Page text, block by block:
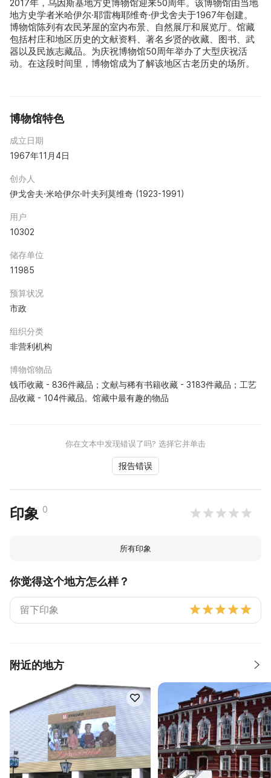
2017年，乌因斯基地方史博物馆迎来50周年。该博物馆由当地
地方史学者米哈伊尔·耶雷梅耶维奇·伊戈舍夫于1967年创建。
博物馆陈列有农民茅屋的室内布景、自然展厅和展览厅。馆藏
包括村庄和地区历史的文献资料、著名乡贤的收藏、图书、武
器以及民族志藏品。为庆祝博物馆50周年举办了大型庆祝活
动。在这段时间里，博物馆成为了解该地区古老历史的场所。
博物馆特色
成立日期
1967年11月4日
创办人
伊戈舍夫·米哈伊尔·叶夫列莫维奇 (1923-1991)
用户
10302
储存单位
11985
预算状况
市政
组织分类
非营利机构
博物馆物品
钱币收藏 - 836件藏品；文献与稀有书籍收藏 - 3183件藏品；工艺
品收藏 - 104件藏品。馆藏中最有趣的物品
你在文本中发现错误了吗? 选择它并单击
报告错误
印象 0
所有印象
你觉得这个地方怎么样？
附近的地方